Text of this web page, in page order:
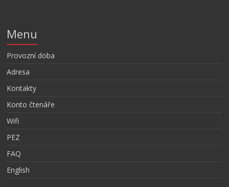
Menu
Provozní doba
Adresa
Kontakty
Konto čtenáře
Wifi
PEZ
FAQ
English